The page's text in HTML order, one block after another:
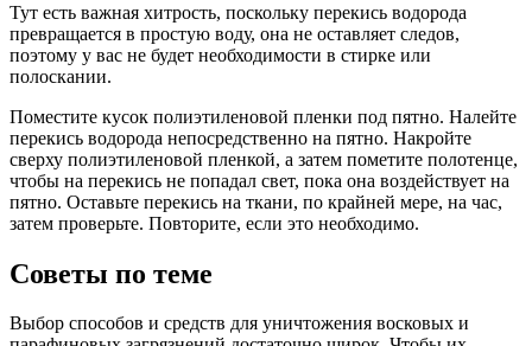
Тут есть важная хитрость, поскольку перекись водорода
превращается в простую воду, она не оставляет следов,
поэтому у вас не будет необходимости в стирке или
полоскании.
Поместите кусок полиэтиленовой пленки под пятно. Налейте
перекись водорода непосредственно на пятно. Накройте
сверху полиэтиленовой пленкой, а затем пометите полотенце,
чтобы на перекись не попадал свет, пока она воздействует на
пятно. Оставьте перекись на ткани, по крайней мере, на час,
затем проверьте. Повторите, если это необходимо.
Советы по теме
Выбор способов и средств для уничтожения восковых и